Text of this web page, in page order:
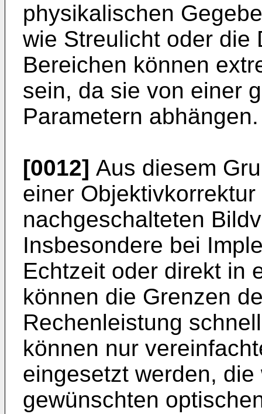
physikalischen
wie Streulicht oder die
Bereichen können
sein, da sie von einer
Parametern abhängen.
[0012] Aus diesem
einer
nachgeschalteten
Insbesondere bei
Echtzeit oder direkt in
können die Grenzen
Rechenleistung
können nur
eingesetzt werden,
gewünschten